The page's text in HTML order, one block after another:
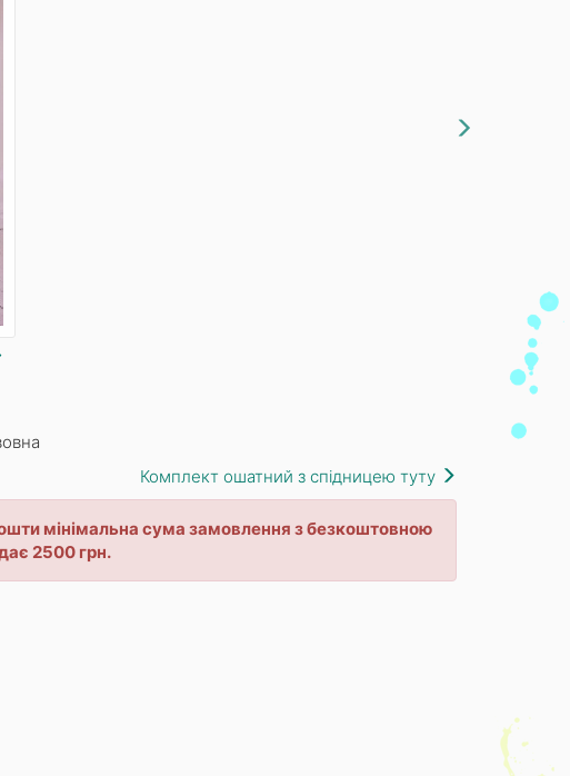
Комплект ошатний з спідницею туту
мінімальна сума замовлення з безкоштовною
2500 грн.